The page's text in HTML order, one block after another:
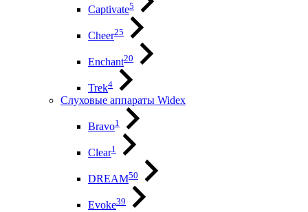
Captivate5
Cheer25
Enchant20
Trek4
Слуховые аппараты Widex
Bravo1
Clear1
DREAM50
Evoke39